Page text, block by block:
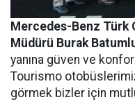
Mercedes-Benz Türk
Müdürü Burak
yanına güven ve
Tourismo
görmek bizler için